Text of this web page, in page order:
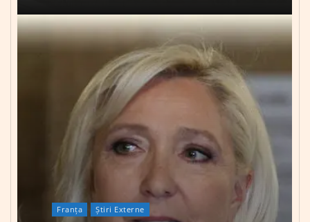
Franța Știri Externe